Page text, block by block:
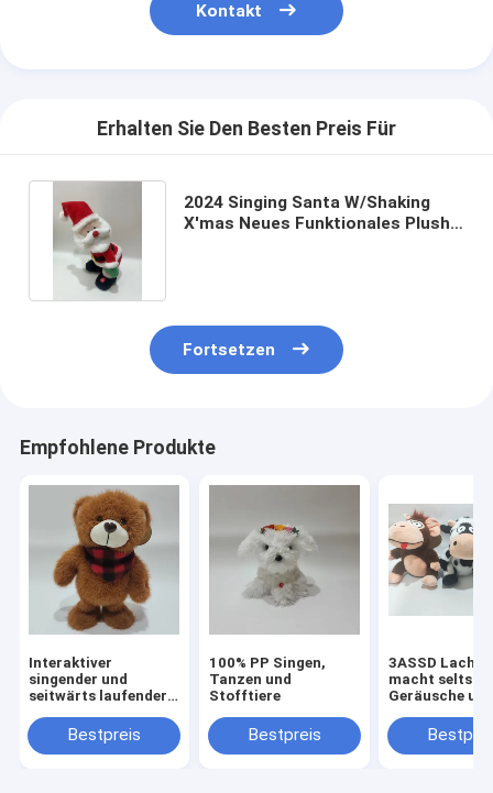
Kontakt
Erhalten Sie Den Besten Preis Für
2024 Singing Santa W/Shaking
X′mas Neues Funktionales Plush
Fortsetzen
Empfohlene Produkte
Interaktiver
singender und
seitwärts laufender
Bestpreis
100% PP Singen,
Tanzen und
Stofftiere
Bestpreis
3ASSD
macht
Geräusche
verrücktes
Pluss